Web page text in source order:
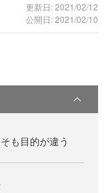
更新日: 2021/02/12
公開日: 2021/02/10
も目的が違う